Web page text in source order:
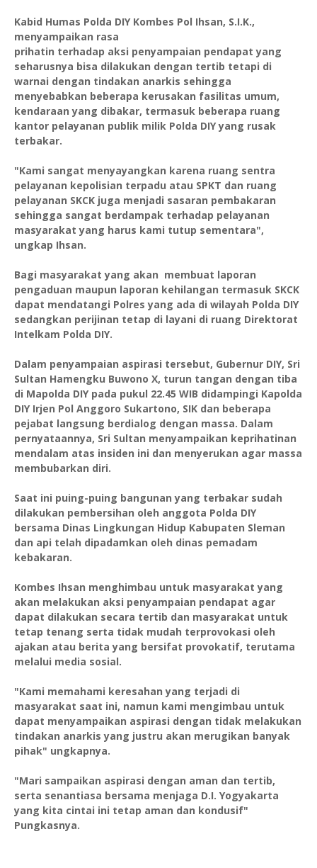
Kabid Humas Polda DIY Kombes Pol Ihsan, S.I.K.,
menyampaikan rasa
prihatin terhadap aksi penyampaian pendapat yang
seharusnya bisa dilakukan dengan tertib tetapi di
warnai dengan tindakan anarkis sehingga
menyebabkan beberapa kerusakan fasilitas umum,
kendaraan yang dibakar, termasuk beberapa ruang
kantor pelayanan publik milik Polda DIY yang rusak
terbakar.
"Kami sangat menyayangkan karena ruang sentra
pelayanan kepolisian terpadu atau SPKT dan ruang
pelayanan SKCK juga menjadi sasaran pembakaran
sehingga sangat berdampak terhadap pelayanan
masyarakat yang harus kami tutup sementara",
ungkap Ihsan.
Bagi masyarakat yang akan membuat laporan
pengaduan maupun laporan kehilangan termasuk SKCK
dapat mendatangi Polres yang ada di wilayah Polda DIY
sedangkan perijinan tetap di layani di ruang Direktorat
Intelkam Polda DIY.
Dalam penyampaian aspirasi tersebut, Gubernur DIY, Sri
Sultan Hamengku Buwono X, turun tangan dengan tiba
di Mapolda DIY pada pukul 22.45 WIB didampingi Kapolda
DIY Irjen Pol Anggoro Sukartono, SIK dan beberapa
pejabat langsung berdialog dengan massa. Dalam
pernyataannya, Sri Sultan menyampaikan keprihatinan
mendalam atas insiden ini dan menyerukan agar massa
membubarkan diri.
Saat ini puing-puing bangunan yang terbakar sudah
dilakukan pembersihan oleh anggota Polda DIY
bersama Dinas Lingkungan Hidup Kabupaten Sleman
dan api telah dipadamkan oleh dinas pemadam
kebakaran.
Kombes Ihsan menghimbau untuk masyarakat yang
akan melakukan aksi penyampaian pendapat agar
dapat dilakukan secara tertib dan masyarakat untuk
tetap tenang serta tidak mudah terprovokasi oleh
ajakan atau berita yang bersifat provokatif, terutama
melalui media sosial.
"Kami memahami keresahan yang terjadi di
masyarakat saat ini, namun kami mengimbau untuk
dapat menyampaikan aspirasi dengan tidak melakukan
tindakan anarkis yang justru akan merugikan banyak
pihak" ungkapnya.
"Mari sampaikan aspirasi dengan aman dan tertib,
serta senantiasa bersama menjaga D.I. Yogyakarta
yang kita cintai ini tetap aman dan kondusif"
Pungkasnya.